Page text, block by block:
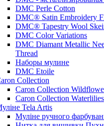
DMC Perle Cotton
DMC® Satin Embroidery
DMC® Tapestry Wool
DMC Color Variations
DMC Diamant Metallic
Thread
Наборы мулине
DMC Etoile
Collection
Caron Collection
Caron Collection Waterlilies
Tela Artis
Муліне ручного